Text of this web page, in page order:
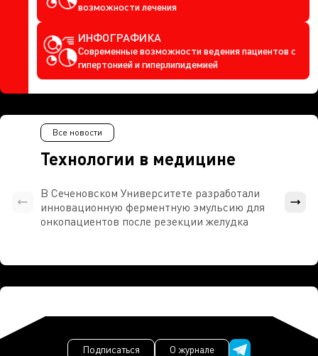
возможности лечения
ИНФОГРАФИКА
Современные возможности ведения пациентов с
гипертонией и гиперлипидемией
Технологии в медицине
Все новости
В Сеченовском Университете разработали
инновационную ферментную эмульсию для
онкопациентов после резекции желудка
Подписаться О журнале